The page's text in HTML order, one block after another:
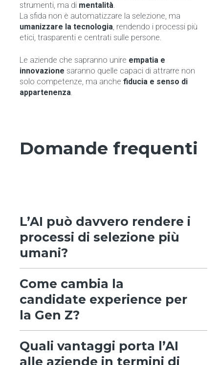
strumenti, ma di mentalità.
La sfida non è automatizzare la selezione, ma
umanizzare la tecnologia, rendendo i processi più
etici, trasparenti e centrati sulle persone.
Le aziende che sapranno unire empatia e
innovazione saranno quelle capaci di attrarre non
solo competenze, ma anche fiducia e senso di
appartenenza.
Domande frequenti
L’AI può davvero rendere i
processi di selezione più
umani?
Come cambia la
candidate experience per
la Gen Z?
Quali vantaggi porta l’AI
alle aziende in termini di